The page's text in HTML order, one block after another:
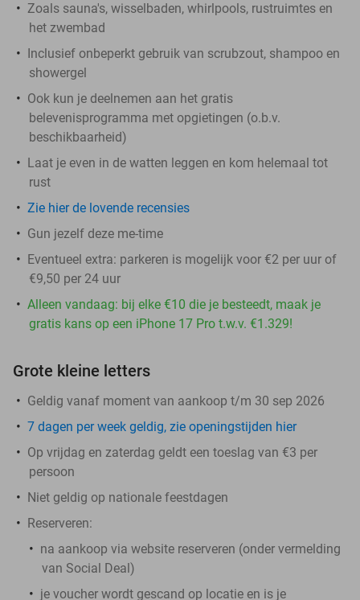
Zoals sauna's, wisselbaden, whirlpools, rustruimtes en
het zwembad
Inclusief onbeperkt gebruik van scrubzout, shampoo en
showergel
Ook kun je deelnemen aan het gratis
belevenisprogramma met opgietingen (o.b.v.
beschikbaarheid)
Laat je even in de watten leggen en kom helemaal tot
rust
Zie hier de lovende recensies
Gun jezelf deze me-time
Eventueel extra: parkeren is mogelijk voor €2 per uur of
€9,50 per 24 uur
Alleen vandaag: bij elke €10 die je besteedt, maak je
gratis kans op een iPhone 17 Pro t.w.v. €1.329!
Grote kleine letters
Geldig vanaf moment van aankoop t/m 30 sep 2026
7 dagen per week geldig, zie openingstijden hier
Op vrijdag en zaterdag geldt een toeslag van €3 per
persoon
Niet geldig op nationale feestdagen
Reserveren:
na aankoop via website reserveren (onder vermelding
van Social Deal)
je voucher wordt gescand op locatie en is je